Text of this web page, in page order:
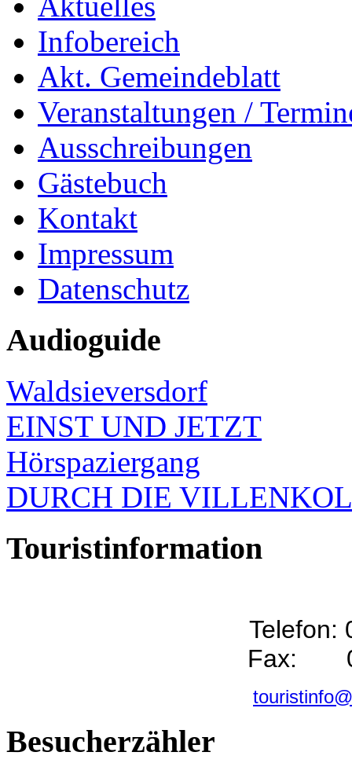
Infobereich
Akt. Gemeindeblatt
Veranstaltungen /
Ausschreibungen
Gästebuch
Kontakt
Impressum
Datenschutz
Audioguide
Waldsieversdorf
EINST UND JETZT
Hörspaziergang
DURCH DIE
Touristinformation
Telefon:
Fax:
Besucherzähler